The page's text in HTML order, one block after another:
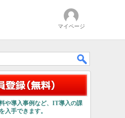
マイページ
や導入事例など、IT導入の課
入手できます。